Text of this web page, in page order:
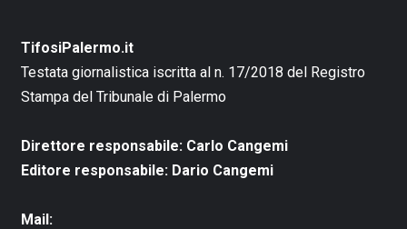
TifosiPalermo.it
Testata giornalistica iscritta al n. 17/2018 del Registro
Stampa del Tribunale di Palermo
Direttore responsabile: Carlo Cangemi
Editore responsabile: Dario Cangemi
Mail: